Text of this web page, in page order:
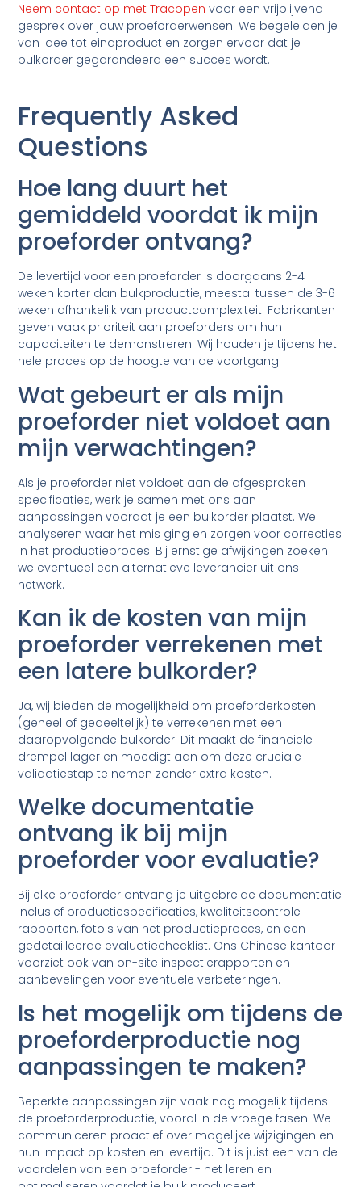
Neem contact op met Tracopen voor een vrijblijvend
gesprek over jouw proeforderwensen. We begeleiden je
van idee tot eindproduct en zorgen ervoor dat je
bulkorder gegarandeerd een succes wordt.
Frequently Asked
Questions
Hoe lang duurt het
gemiddeld voordat ik mijn
proeforder ontvang?
De levertijd voor een proeforder is doorgaans 2-4
weken korter dan bulkproductie, meestal tussen de 3-6
weken afhankelijk van productcomplexiteit. Fabrikanten
geven vaak prioriteit aan proeforders om hun
capaciteiten te demonstreren. Wij houden je tijdens het
hele proces op de hoogte van de voortgang.
Wat gebeurt er als mijn
proeforder niet voldoet aan
mijn verwachtingen?
Als je proeforder niet voldoet aan de afgesproken
specificaties, werk je samen met ons aan
aanpassingen voordat je een bulkorder plaatst. We
analyseren waar het mis ging en zorgen voor correcties
in het productieproces. Bij ernstige afwijkingen zoeken
we eventueel een alternatieve leverancier uit ons
netwerk.
Kan ik de kosten van mijn
proeforder verrekenen met
een latere bulkorder?
Ja, wij bieden de mogelijkheid om proeforderkosten
(geheel of gedeeltelijk) te verrekenen met een
daaropvolgende bulkorder. Dit maakt de financiële
drempel lager en moedigt aan om deze cruciale
validatiestap te nemen zonder extra kosten.
Welke documentatie
ontvang ik bij mijn
proeforder voor evaluatie?
Bij elke proeforder ontvang je uitgebreide documentatie
inclusief productiespecificaties, kwaliteitscontrole
rapporten, foto's van het productieproces, en een
gedetailleerde evaluatiechecklist. Ons Chinese kantoor
voorziet ook van on-site inspectierapporten en
aanbevelingen voor eventuele verbeteringen.
Is het mogelijk om tijdens de
proeforderproductie nog
aanpassingen te maken?
Beperkte aanpassingen zijn vaak nog mogelijk tijdens
de proeforderproductie, vooral in de vroege fasen. We
communiceren proactief over mogelijke wijzigingen en
hun impact op kosten en levertijd. Dit is juist een van de
voordelen van een proeforder - het leren en